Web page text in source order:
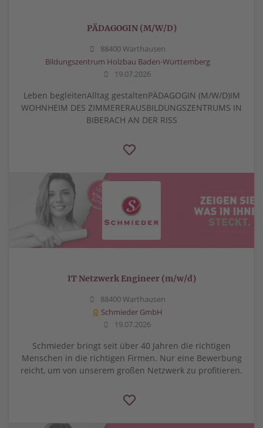
PÄDAGOGIN (M/W/D)
88400 Warthausen
Bildungszentrum Holzbau Baden-Württemberg
19.07.2026
Leben begleitenAlltag gestaltenPÄDAGOGIN (M/W/D)IM
WOHNHEIM DES ZIMMERERAUSBILDUNGSZENTRUMS IN
BIBERACH AN DER RISS
IT Netzwerk Engineer (m/w/d)
88400 Warthausen
Schmieder GmbH
19.07.2026
Schmieder bringt seit über 40 Jahren die richtigen
Menschen in die richtigen Firmen. Nur eine Bewerbung
reicht, um von unserem großen Netzwerk zu profitieren.